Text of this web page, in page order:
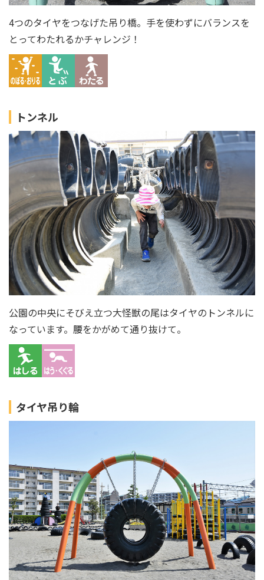
4つのタイヤをつなげた吊り橋。手を使わずにバランスを
とってわたれるかチャレンジ！
トンネル
公園の中央にそびえ立つ大怪獣の尾はタイヤのトンネルに
なっています。腰をかがめて通り抜けて。
タイヤ吊り輪